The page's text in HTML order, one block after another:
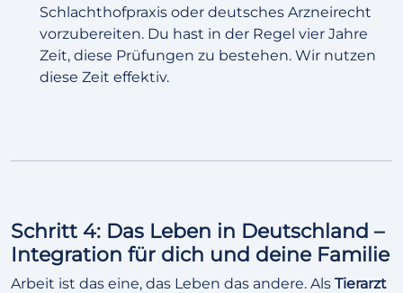
Schlachthofpraxis oder deutsches Arzneirecht
vorzubereiten. Du hast in der Regel vier Jahre
Zeit, diese Prüfungen zu bestehen. Wir nutzen
diese Zeit effektiv.
Schritt 4: Das Leben in Deutschland –
Integration für dich und deine Familie
Arbeit ist das eine, das Leben das andere. Als Tierarzt